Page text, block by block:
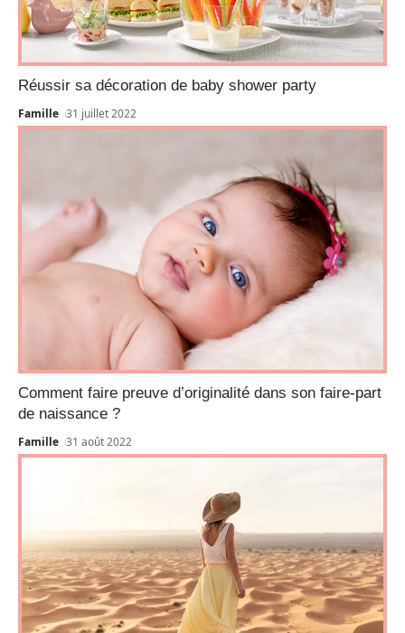
Réussir sa décoration de baby shower party
Famille 31 juillet 2022
Comment faire preuve d’originalité dans son faire-part
de naissance ?
Famille 31 août 2022